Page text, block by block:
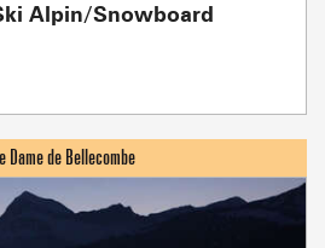
Alpin/Snowboard